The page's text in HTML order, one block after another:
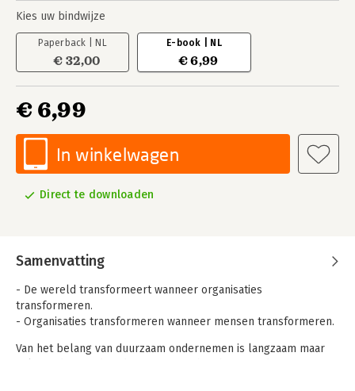
Kies uw bindwijze
Paperback | NL
€ 32,00
E-book | NL
€ 6,99
€ 6,99
In winkelwagen
Direct te downloaden
Samenvatting
- De wereld transformeert wanneer organisaties
transformeren.
- Organisaties transformeren wanneer mensen transformeren.
Van het belang van duurzaam ondernemen is langzaam maar